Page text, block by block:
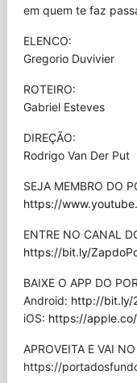
em quem te faz
ELENCO:
Gregorio Duvivier
ROTEIRO:
Gabriel Esteves
DIREÇÃO:
Rodrigo Van Der Put
SEJA MEMBRO DO
https://
ENTRE NO CANAL
https://bit.ly/
BAIXE O APP DO
Android: http://bit.ly/
iOS: https://
APROVEITA E VAI
⁠https://